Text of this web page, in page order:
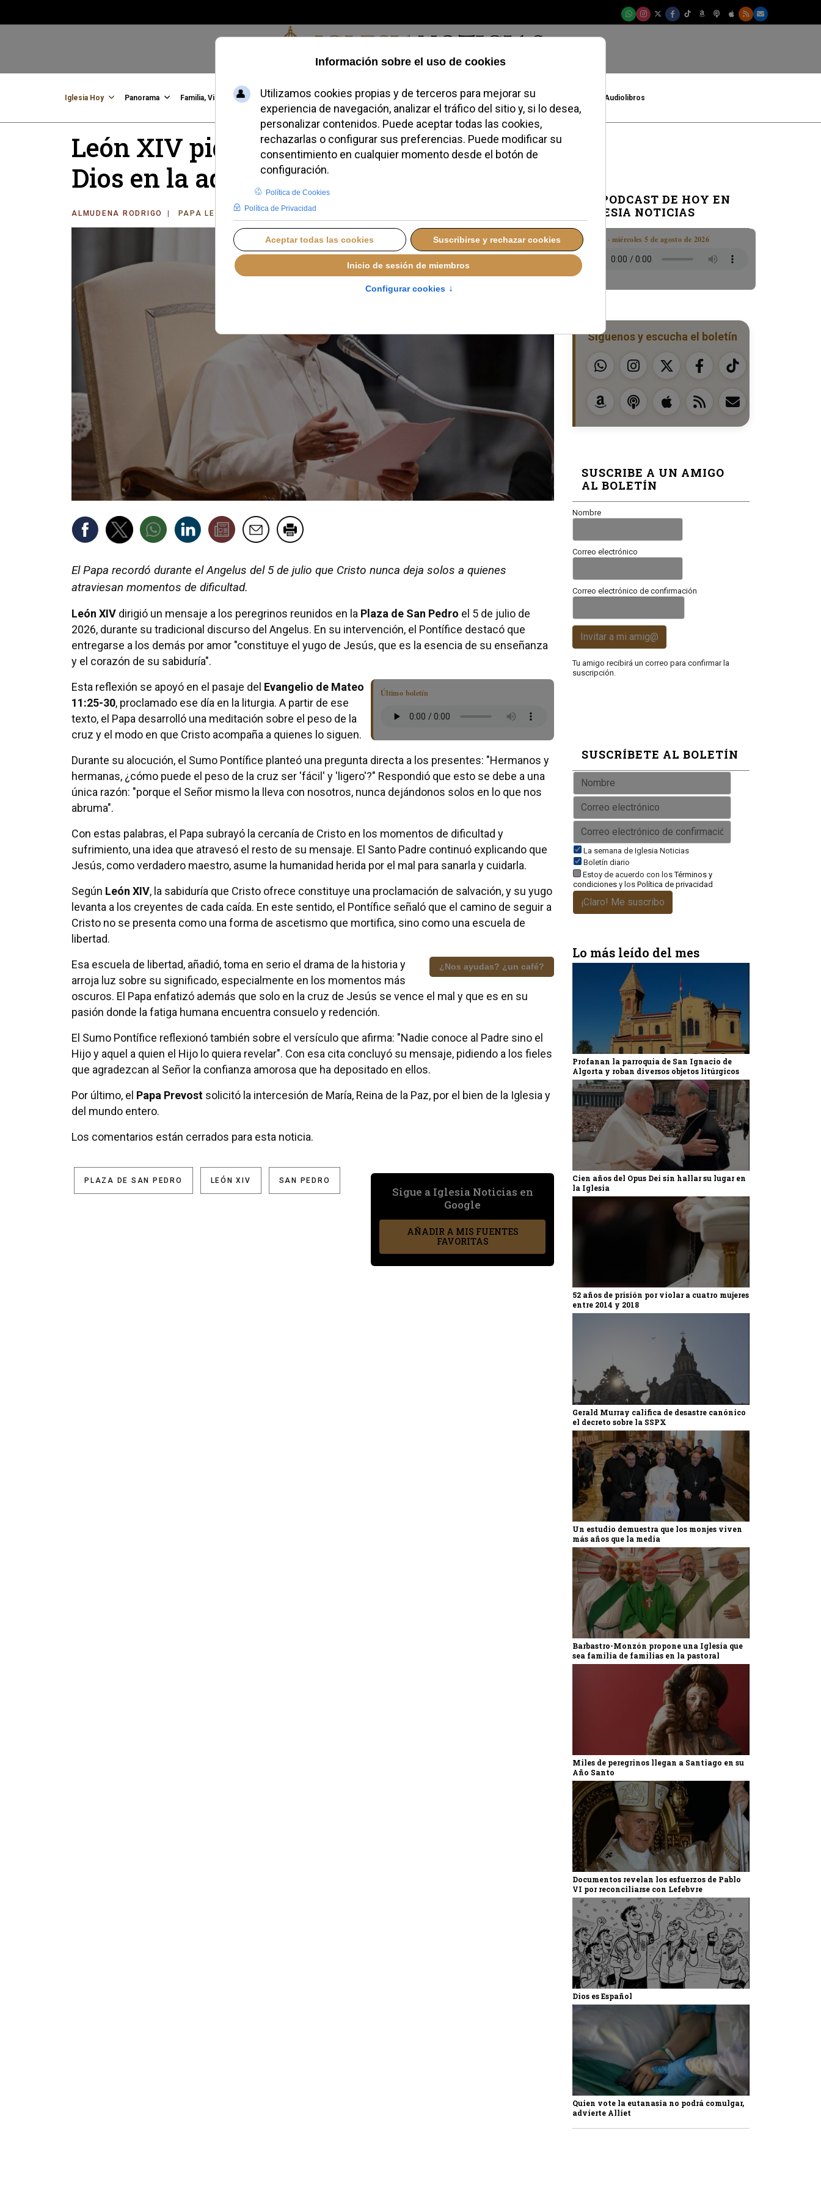
Viernes, 07 de agosto de 2026
Iglesia Hoy Panorama Familia, Vida, Identidad Credofobiómetro Blogs Temas Buscar #JovenesConFe Podcast Audiolibros
León XIV pide confiar en la cercanía de
Dios en la adversidad
ALMUDENA RODRIGO PAPA LEÓN XIV LUNES, 06 JULIO 2026 11:20
El Papa recordó durante el Angelus del 5 de julio que Cristo nunca deja solos a quienes
atraviesan momentos de dificultad.
León XIV dirigió un mensaje a los peregrinos reunidos en la Plaza de San Pedro el 5 de julio de
2026, durante su tradicional discurso del Angelus. En su intervención, el Pontífice destacó que
entregarse a los demás por amor "constituye el yugo de Jesús, que es la esencia de su enseñanza
y el corazón de su sabiduría".
Último boletín
Esta reflexión se apoyó en el pasaje del Evangelio de Mateo
11:25-30, proclamado ese día en la liturgia. A partir de ese
texto, el Papa desarrolló una meditación sobre el peso de la
cruz y el modo en que Cristo acompaña a quienes lo siguen.
Durante su alocución, el Sumo Pontífice planteó una pregunta directa a los presentes: "Hermanos y
hermanas, ¿cómo puede el peso de la cruz ser 'fácil' y 'ligero'?" Respondió que esto se debe a una
única razón: "porque el Señor mismo la lleva con nosotros, nunca dejándonos solos en lo que nos
abruma".
Con estas palabras, el Papa subrayó la cercanía de Cristo en los momentos de dificultad y
sufrimiento, una idea que atravesó el resto de su mensaje. El Santo Padre continuó explicando que
Jesús, como verdadero maestro, asume la humanidad herida por el mal para sanarla y cuidarla.
Según León XIV, la sabiduría que Cristo ofrece constituye una proclamación de salvación, y su yugo
levanta a los creyentes de cada caída. En este sentido, el Pontífice señaló que el camino de seguir a
Cristo no se presenta como una forma de ascetismo que mortifica, sino como una escuela de
libertad.
¿Nos ayudas? ¿un café?
Esa escuela de libertad, añadió, toma en serio el drama de la historia y
arroja luz sobre su significado, especialmente en los momentos más
oscuros. El Papa enfatizó además que solo en la cruz de Jesús se vence el mal y que es en su
pasión donde la fatiga humana encuentra consuelo y redención.
El Sumo Pontífice reflexionó también sobre el versículo que afirma: "Nadie conoce al Padre sino el
Hijo y aquel a quien el Hijo lo quiera revelar". Con esa cita concluyó su mensaje, pidiendo a los fieles
que agradezcan al Señor la confianza amorosa que ha depositado en ellos.
Por último, el Papa Prevost solicitó la intercesión de María, Reina de la Paz, por el bien de la Iglesia y
del mundo entero.
Los comentarios están cerrados para esta noticia.
Sigue a Iglesia Noticias en
Google
AÑADIR A MIS FUENTES
FAVORITAS
PLAZA DE SAN PEDRO LEÓN XIV SAN PEDRO
EL PODCAST DE HOY EN
IGLESIA NOTICIAS
Boletín · miércoles 5 de agosto de 2026
Síguenos y escucha el boletín
SUSCRIBE A UN AMIGO
AL BOLETÍN
Nombre
Correo electrónico
Correo electrónico de confirmación
Invitar a mi amig@
Tu amigo recibirá un correo para confirmar la
suscripción.
SUSCRÍBETE AL BOLETÍN
La semana de Iglesia Noticias
Boletín diario
Estoy de acuerdo con losTérminos y
condiciones y los Política de privacidad
¡Claro! Me suscribo
Lo más leído del mes
Profanan la parroquia de San Ignacio de
Algorta y roban diversos objetos litúrgicos
Cien años del Opus Dei sin hallar su lugar en
la Iglesia
52 años de prisión por violar a cuatro mujeres
entre 2014 y 2018
Gerald Murray califica de desastre canónico
el decreto sobre la SSPX
Un estudio demuestra que los monjes viven
más años que la media
Barbastro-Monzón propone una Iglesia que
sea familia de familias en la pastoral
Miles de peregrinos llegan a Santiago en su
Año Santo
Documentos revelan los esfuerzos de Pablo
VI por reconciliarse con Lefebvre
Dios es Español
Quien vote la eutanasia no podrá comulgar,
advierte Alliet